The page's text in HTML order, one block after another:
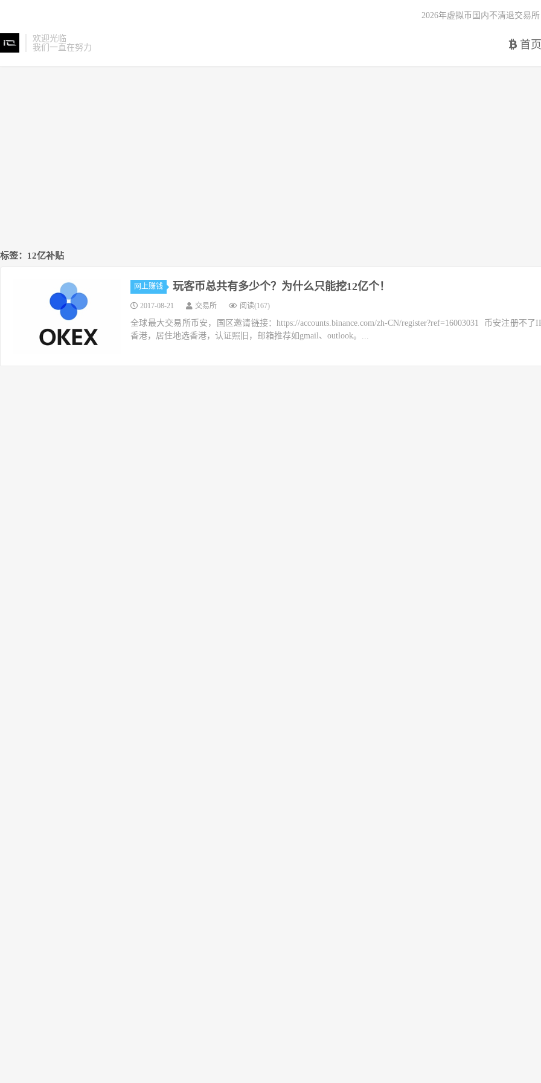
欢迎光临
我们一直在努力
首页
2026年虚拟币国内不清退交易所
标签：12亿补贴
网上赚钱 玩客币总共有多少个？为什么只能挖12亿个！
2017-08-21 交易所 阅读(167)
全球最大交易所币安，国区邀请链接：https://accounts.binance.com/zh-CN/register?ref=16003031 币安注册不了
香港，居住地选香港，认证照旧，邮箱推荐如gmail、outlook。...